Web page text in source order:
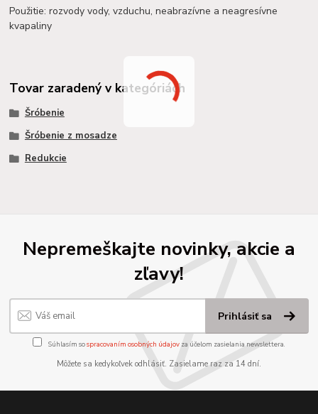
Použitie: rozvody vody, vzduchu, neabrazívne a neagresívne
kvapaliny
Tovar zaradený v kategóriách
Šróbenie
Šróbenie z mosadze
Redukcie
Nepremeškajte novinky, akcie a
zľavy!
Prihlásiť sa
Súhlasím sospracovaním osobných údajov za účelom zasielania newslettera.
Môžete sa kedykoľvek odhlásiť. Zasielame raz za 14 dní.